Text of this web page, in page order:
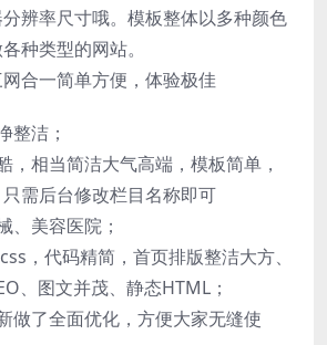
辨率尺寸哦。模板整体以多种颜色
种类型的网站。
合一简单方便，体验极佳
整洁；
，相当简洁大气高端，模板简单，
需后台修改栏目名称即可
、美容医院；
，代码精简，首页排版整洁大方、
、图文并茂、静态HTML；
做了全面优化，方便大家无缝使